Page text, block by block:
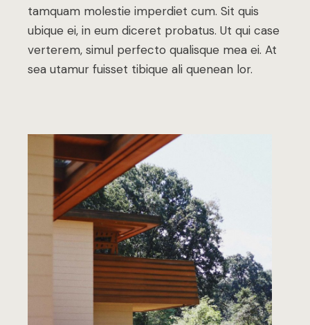
tamquam molestie imperdiet cum. Sit quis
ubique ei, in eum diceret probatus. Ut qui case
verterem, simul perfecto qualisque mea ei. At
sea utamur fuisset tibique ali quenean lor.